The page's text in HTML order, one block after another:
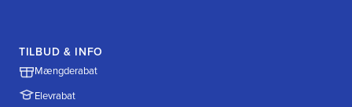
TILBUD & INFO
Mængderabat
Elevrabat